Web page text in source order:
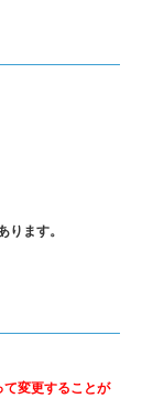
ります。
変更することが